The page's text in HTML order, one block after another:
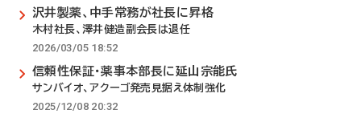
沢井製薬、中手常務が社長に昇格
木村社長、澤井健造副会長は退任
2026/03/05 18:52
信頼性保証・薬事本部長に延山宗能氏
サンバイオ、アクーゴ発売見据え体制強化
2025/12/08 20:32